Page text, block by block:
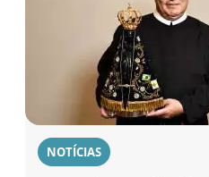
NOTÍCIAS